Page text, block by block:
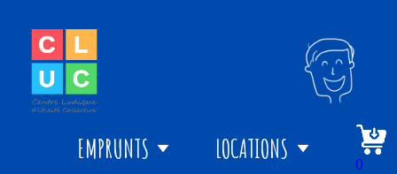
EMPRUNTS LOCATIONS
0